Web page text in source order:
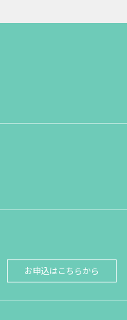
お申込はこちらから